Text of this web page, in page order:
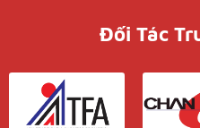
Đối Tác